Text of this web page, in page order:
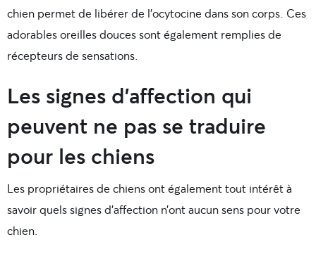
chien permet de libérer de l’ocytocine dans son corps. Ces
adorables oreilles douces sont également remplies de
récepteurs de sensations.
Les signes d’affection qui
peuvent ne pas se traduire
pour les chiens
Les propriétaires de chiens ont également tout intérêt à
savoir quels signes d’affection n’ont aucun sens pour votre
chien.